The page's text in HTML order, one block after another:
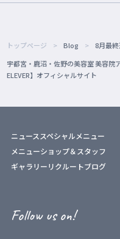
トップページ Blog
8月最終
宇都宮・鹿沼・佐野の美容室 美容院
ELEVER】オフィシャルサイト
ニュース スペシャルメニュー
メニューショップ＆スタッフ
ギャラリーリクルートブログ
Follow us on!